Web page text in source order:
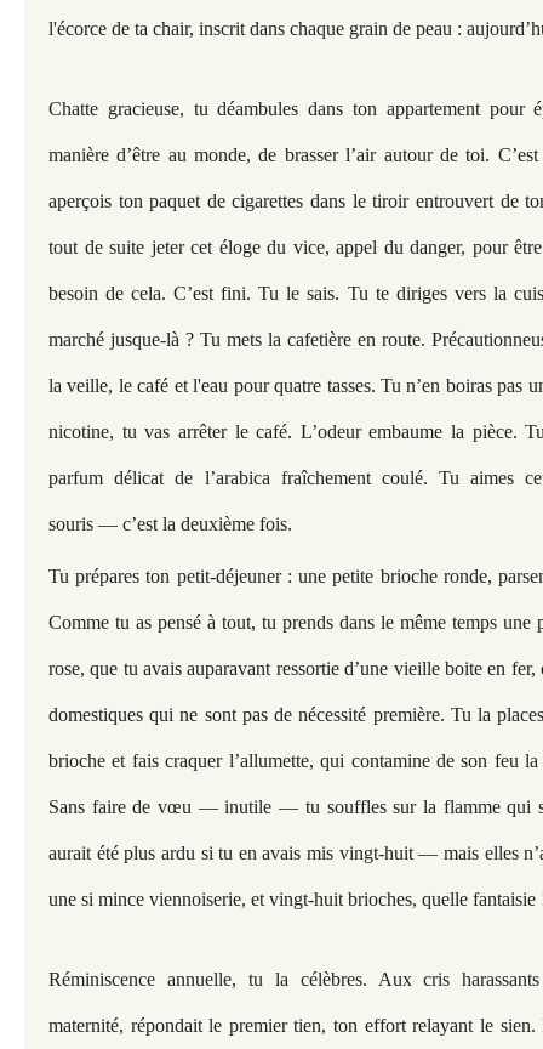
l'écorce de ta chair, inscrit dans chaque grain de peau :
Chatte gracieuse, tu déambules dans ton appartement pour
manière d’être au monde, de brasser l’air autour de toi.
aperçois ton paquet de cigarettes dans le tiroir entrouvert de
tout de suite jeter cet éloge du vice, appel du danger, pour
besoin de cela. C’est fini. Tu le sais. Tu te diriges vers la
marché jusque-là ? Tu mets la cafetière en route.
la veille, le café et l'eau pour quatre tasses. Tu n’en boiras pas
nicotine, tu vas arrêter le café. L’odeur embaume la pièce.
parfum délicat de l’arabica fraîchement coulé. Tu aimes
souris — c’est la deuxième fois.
Tu prépares ton petit-déjeuner : une petite brioche ronde,
Comme tu as pensé à tout, tu prends dans le même temps une
rose, que tu avais auparavant ressortie d’une vieille boite en fer,
domestiques qui ne sont pas de nécessité première. Tu la
brioche et fais craquer l’allumette, qui contamine de son feu
Sans faire de vœu — inutile — tu souffles sur la flamme qui
aurait été plus ardu si tu en avais mis vingt-huit — mais elles
une si mince viennoiserie, et vingt-huit brioches, quelle fantaisie
Réminiscence annuelle, tu la célèbres. Aux cris
maternité, répondait le premier tien, ton effort relayant le sien.